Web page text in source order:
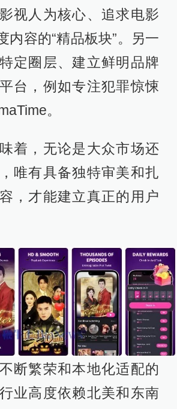
视人为核心、追求电影
内容的“精品板块”。另一
定圈层、建立鲜明品牌
台，例如专注犯罪惊悚
。
着，无论是大众市场还
唯有具备独特审美和扎
，才能建立真正的用户
断繁荣和本地化适配的
业高度依赖北美和东南